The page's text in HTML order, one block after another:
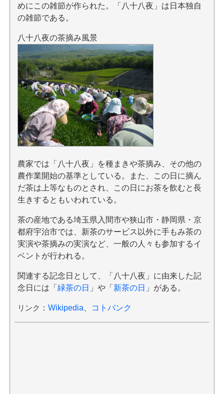
めにこの雑節が作られた。「八十八夜」は日本独自
の雑節である。
八十八夜の茶摘み風景
農家では「八十八夜」を種まきや茶摘み、その他の
農作業開始の基準としている。また、この日に摘ん
だ茶は上等なものとされ、この日にお茶を飲むと長
生きするともいわれている。
茶の産地である埼玉県入間市や狭山市・静岡県・京
都府宇治市では、新茶のサービス以外に手もみ茶の
実演や茶摘みの実演など、一般の人々も参加するイ
ベントが行われる。
関連する記念日として、「八十八夜」に由来した記
念日には「 緑茶の日 」や「 新茶の日 」がある。
リンク ： Wikipedia コトバンク